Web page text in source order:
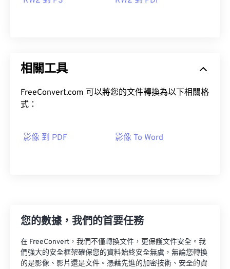
相關工具
FreeConvert.com 可以將您的文件轉換為以下相關格
式：
影像 到 PDF 影像 To Word
您的數據，我們的首要任務
在 FreeConvert，我們不僅轉換文件，更保護文件安全。我
們強大的安全框架確保您的資料始終安全無虞，無論您轉換
的是影像、影片還是文件。憑藉先進的加密技術、安全的資